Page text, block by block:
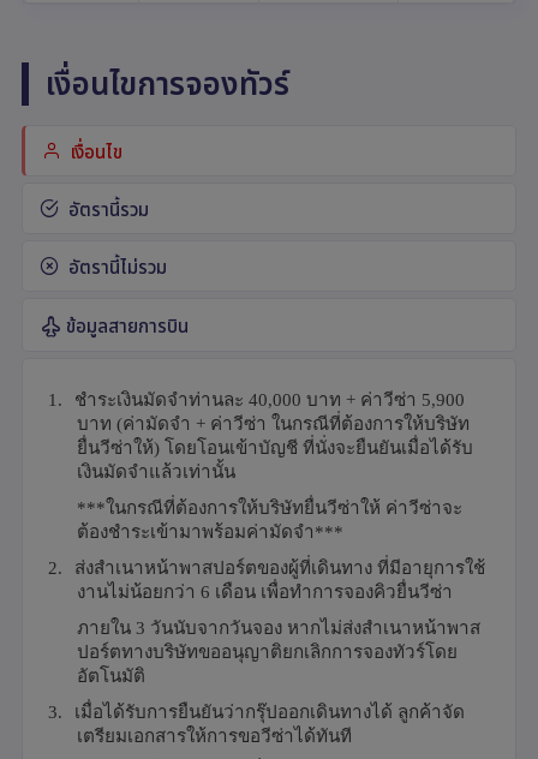
เงื่อนไขการจองทัวร์
เงื่อนไข
อัตรานี้รวม
อัตรานี้ไม่รวม
ข้อมูลสายการบิน
1. ชำระเงินมัดจำท่านละ 40,000 บาท + ค่าวีซ่า 5,900
บาท (ค่ามัดจำ + ค่าวีซ่า ในกรณีที่ต้องการให้บริษัท
ยื่นวีซ่าให้) โดยโอนเข้าบัญชี ที่นั่งจะยืนยันเมื่อได้รับ
เงินมัดจำแล้วเท่านั้น
***ในกรณีที่ต้องการให้บริษัทยื่นวีซ่าให้ ค่าวีซ่าจะ
ต้องชำระเข้ามาพร้อมค่ามัดจำ***
2.
ส่งสำเนาหน้าพาสปอร์ตของผู้ที่เดินทาง ที่มีอายุการใช้
งานไม่น้อยกว่า 6 เดือน เพื่อทำการจองคิวยื่นวีซ่า
ภายใน 3 วันนับจากวันจอง หากไม่ส่งสำเนาหน้าพาส
ปอร์ตทางบริษัทขออนุญาติยกเลิกการจองทัวร์โดย
อัตโนมัติ
3.
เมื่อได้รับการยืนยันว่ากรุ๊ปออกเดินทางได้ ลูกค้าจัด
เตรียมเอกสารให้การขอวีซ่าได้ทันที